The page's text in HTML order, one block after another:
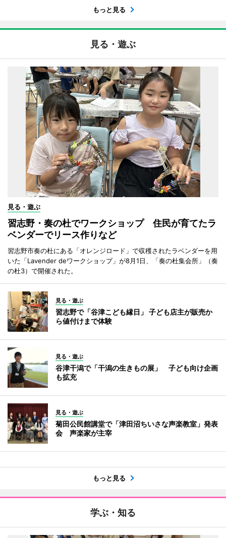
もっと見る
見る・遊ぶ
見る・遊ぶ
習志野・奏の杜でワークショップ 住民が育てたラ
ベンダーでリース作りなど
習志野市奏の杜にある「オレンジロード」で収穫されたラベンダーを用
いた「Lavender deワークショップ」が8月1日、「奏の杜集会所」（奏
の杜3）で開催された。
見る・遊ぶ
習志野で「谷津こども縁日」 子ども店主が販売か
ら値付けまで体験
見る・遊ぶ
谷津干潟で「干潟の生きもの展」 子ども向け企画
も拡充
見る・遊ぶ
菊田公民館講堂で「津田沼ちいさな声楽教室」発表
会 声楽家が主宰
もっと見る
学ぶ・知る